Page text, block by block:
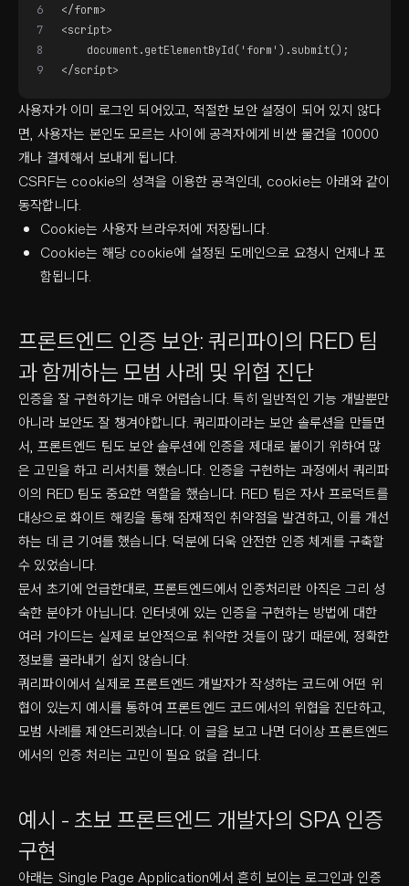
6
7
8
9
</form>
<script>
    document.getElementById('form').submit();
</script>
사용자가 이미 로그인 되어있고, 적절한 보안 설정이 되어 있지 않다
면, 사용자는 본인도 모르는 사이에 공격자에게 비싼 물건을 10000
개나 결제해서 보내게 됩니다.
CSRF는 cookie의 성격을 이용한 공격인데, cookie는 아래와 같이
동작합니다.
Cookie는 사용자 브라우저에 저장됩니다.
Cookie는 해당 cookie에 설정된 도메인으로 요청시 언제나 포
함됩니다.
프론트엔드 인증 보안: 쿼리파이의 RED 팀
과 함께하는 모범 사례 및 위협 진단
인증을 잘 구현하기는 매우 어렵습니다. 특히 일반적인 기능 개발뿐만
아니라 보안도 잘 챙겨야합니다. 쿼리파이라는 보안 솔루션을 만들면
서, 프론트엔드 팀도 보안 솔루션에 인증을 제대로 붙이기 위하여 많
은 고민을 하고 리서치를 했습니다. 인증을 구현하는 과정에서 쿼리파
이의 RED 팀도 중요한 역할을 했습니다. RED 팀은 자사 프로덕트를
대상으로 화이트 해킹을 통해 잠재적인 취약점을 발견하고, 이를 개선
하는 데 큰 기여를 했습니다. 덕분에 더욱 안전한 인증 체계를 구축할
수 있었습니다.
문서 초기에 언급한대로, 프론트엔드에서 인증처리란 아직은 그리 성
숙한 분야가 아닙니다. 인터넷에 있는 인증을 구현하는 방법에 대한
여러 가이드는 실제로 보안적으로 취약한 것들이 많기 때문에, 정확한
정보를 골라내기 쉽지 않습니다.
쿼리파이에서 실제로 프론트엔드 개발자가 작성하는 코드에 어떤 위
협이 있는지 예시를 통하여 프론트엔드 코드에서의 위협을 진단하고,
모범 사례를 제안드리겠습니다. 이 글을 보고 나면 더이상 프론트엔드
에서의 인증 처리는 고민이 필요 없을 겁니다.
예시 - 초보 프론트엔드 개발자의 SPA 인증
구현
아래는 Single Page Application에서 흔히 보이는 로그인과 인증